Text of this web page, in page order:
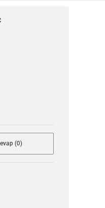
(0)